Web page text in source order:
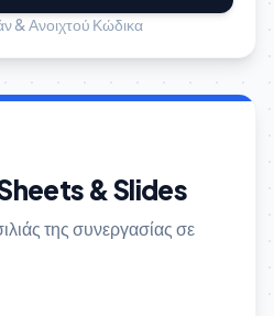
& Ανοιχτού Κώδικα
& Slides
της συνεργασίας σε